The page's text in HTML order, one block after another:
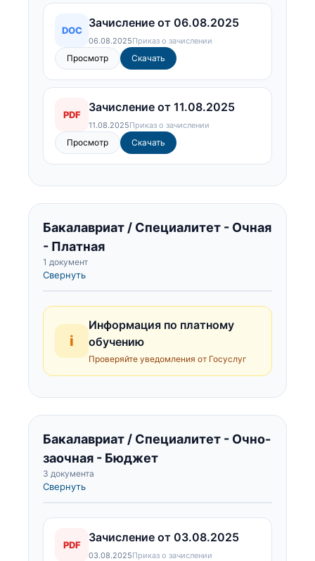
DOC
Зачисление от 06.08.2025
06.08.2025Приказ о зачислении
Просмотр Скачать
PDF
Зачисление от 11.08.2025
11.08.2025Приказ о зачислении
Просмотр Скачать
Бакалавриат / Специалитет - Очная
- Платная
1 документ
Свернуть
i
Информация по платному
обучению
Проверяйте уведомления от Госуслуг
Бакалавриат / Специалитет - Очно-
заочная - Бюджет
3 документа
Свернуть
PDF
Зачисление от 03.08.2025
03.08.2025Приказ о зачислении